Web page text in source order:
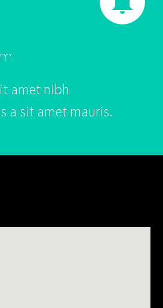
amet nibh
a sit amet mauris.